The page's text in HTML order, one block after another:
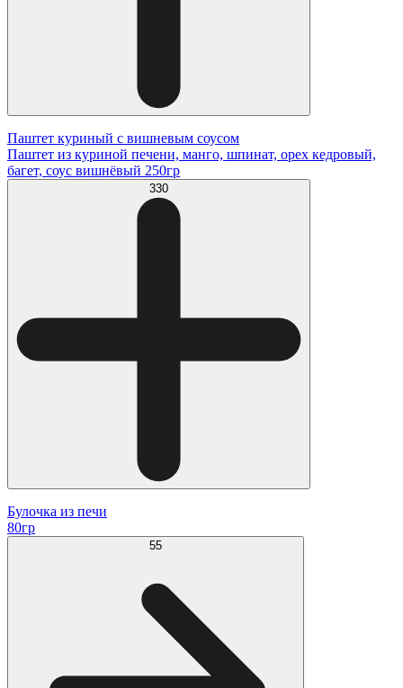
Паштет куриный с вишневым соусом
Паштет из куриной печени, манго, шпинат, орех кедровый,
багет, соус вишнёвый 250гр
330
Булочка из печи
80гр
55